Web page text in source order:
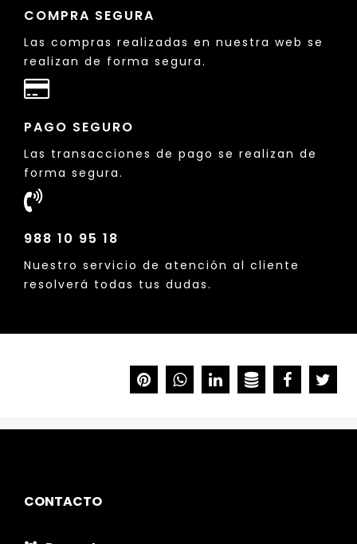
COMPRA SEGURA
Las compras realizadas en nuestra web se
realizan de forma segura.
PAGO SEGURO
Las transacciones de pago se realizan de
forma segura.
988 10 95 18
Nuestro servicio de atención al cliente
resolverá todas tus dudas.
CONTACTO